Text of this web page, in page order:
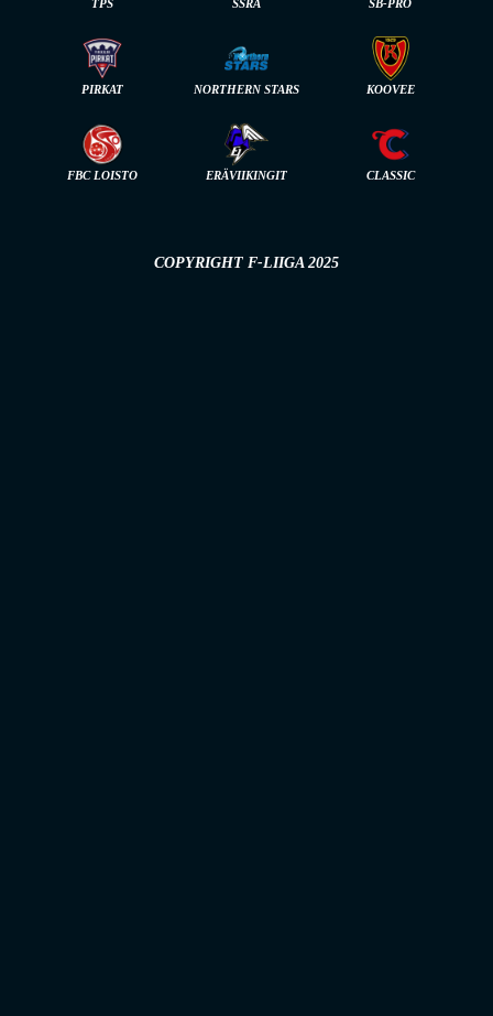
TPS SSRA SB-PRO
PIRKAT NORTHERN STARS KOOVEE
FBC LOISTO ERÄVIIKINGIT CLASSIC
COPYRIGHT F-LIIGA 2025